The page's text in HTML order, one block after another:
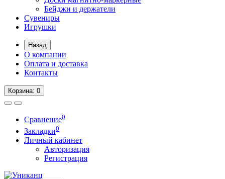
Бейджи и держатели
Сувениры
Игрушки
Назад
О компании
Оплата и доставка
Контакты
Корзина: 0
Сравнение0
Закладки0
Личный кабинет
Авторизация
Регистрация